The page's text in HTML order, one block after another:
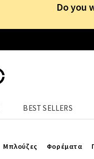
Do you
BEST SELLERS
Στη Celestino θα βρεις
Μπλούζες Φορέματα